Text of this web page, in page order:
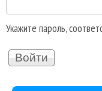
Укажите пароль,